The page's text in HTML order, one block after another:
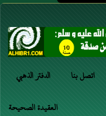
الدفتر الذهبي اتصل بنا
العقيدة الصحيحة